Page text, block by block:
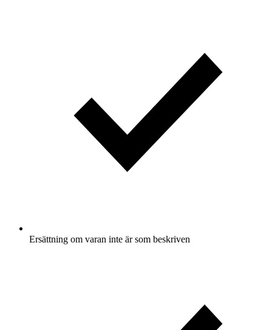
Ersättning om varan inte är som beskriven